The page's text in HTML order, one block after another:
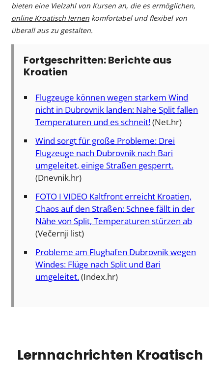
bieten eine Vielzahl von Kursen an, die es ermöglichen,
online Kroatisch lernen komfortabel und flexibel von
überall aus zu gestalten.
Fortgeschritten: Berichte aus
Kroatien
Flugzeuge können wegen starkem Wind
nicht in Dubrovnik landen: Nahe Split fallen
Temperaturen und es schneit!(Net.hr)
Wind sorgt für große Probleme: Drei
Flugzeuge nach Dubrovnik nach Bari
umgeleitet, einige Straßen gesperrt.
(Dnevnik.hr)
FOTO I VIDEO Kaltfront erreicht Kroatien,
Chaos auf den Straßen: Schnee fällt in der
Nähe von Split, Temperaturen stürzen ab
(Večernji list)
Probleme am Flughafen Dubrovnik wegen
Windes: Flüge nach Split und Bari
umgeleitet.(Index.hr)
Lernnachrichten Kroatisch